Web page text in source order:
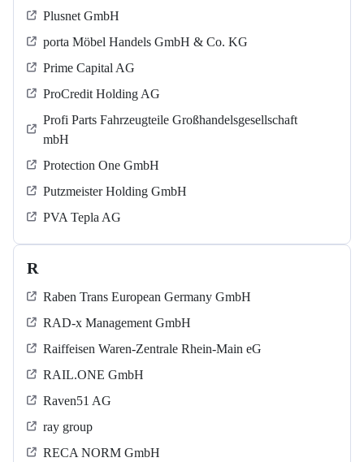
Plusnet GmbH
porta Möbel Handels GmbH & Co. KG
Prime Capital AG
ProCredit Holding AG
Profi Parts Fahrzeugteile Großhandelsgesellschaft
mbH
Protection One GmbH
Putzmeister Holding GmbH
PVA Tepla AG
R
Raben Trans European Germany GmbH
RAD-x Management GmbH
Raiffeisen Waren-Zentrale Rhein-Main eG
RAIL.ONE GmbH
Raven51 AG
ray group
RECA NORM GmbH